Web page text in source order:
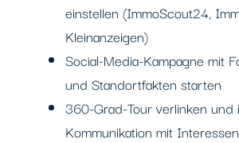
einstellen (ImmoScout24,
Kleinanzeigen)
Social-Media-Kampagne mit
und Standortfakten starten
360-Grad-Tour verlinken und
Kommunikation mit